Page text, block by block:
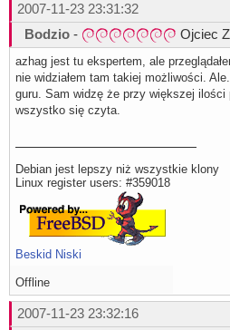
2007-11-23 23:31:32
Bodzio - Ojciec
azhag jest tu ekspertem, ale
nie widziałem tam takiej możliwości.
guru. Sam widzę że przy większej
wszystko się czyta.
Debian jest lepszy niż wszystkie klony
Linux register users: #359018
Beskid Niski
Offline
2007-11-23 23:32:16